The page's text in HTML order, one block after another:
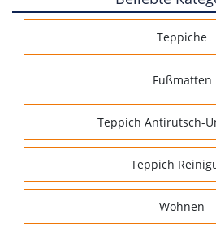
Teppiche
Fußmatten
Teppich Antirutsch-
Teppich
Wohnen